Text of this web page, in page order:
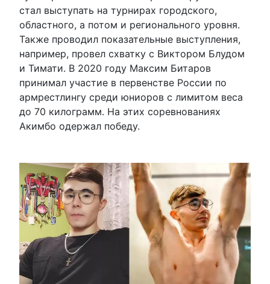
стал выступать на турнирах городского,
областного, а потом и регионального уровня.
Также проводил показательные выступления,
например, провел схватку с Виктором Блудом
и Тимати. В 2020 году Максим Битаров
принимал участие в первенстве России по
армрестлингу среди юниоров с лимитом веса
до 70 килограмм. На этих соревнованиях
Акимбо одержал победу.